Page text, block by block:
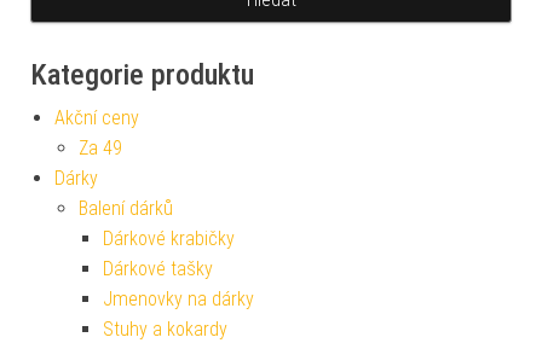
Kategorie produktu
Akční ceny
Za 49
Dárky
Balení dárků
Dárkové krabičky
Dárkové tašky
Jmenovky na dárky
Stuhy a kokardy